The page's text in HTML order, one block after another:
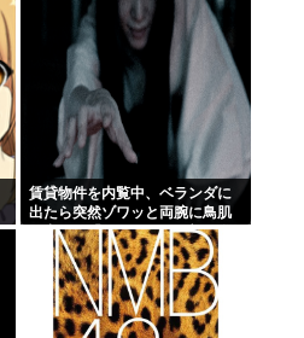
賃貸物件を内覧中、ベランダに
出たら突然ゾワッと両腕に鳥肌
が出た。「やっぱりこの部屋嫌
だ」と思った瞬間、体が前にド
ンッと突き飛ばされて…